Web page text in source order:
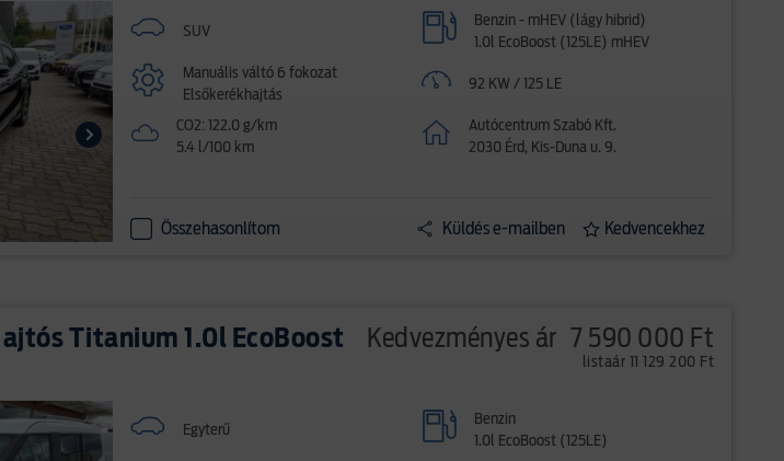
SUV
Benzin - mHEV (lágy hibrid)
1.0l EcoBoost (125LE) mHEV
Manuális váltó 6 fokozat
Elsőkerékhajtás
92 KW / 125 LE
CO2: 122.0 g/km
5.4 l/100 km
Autócentrum Szabó Kft.
2030 Érd, Kis-Duna u. 9.
Összehasonlítom Küldés e-mailben Kedvencekhez
ajtós Titanium 1.0l EcoBoost
Kedvezményes ár 7 590 000 Ft
listaár 11 129 200 Ft
Egyterű
Benzin
1.0l EcoBoost (125LE)